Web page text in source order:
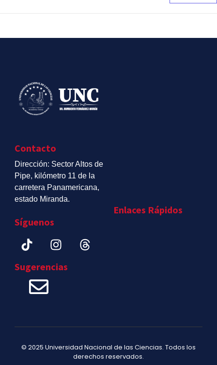
Contacto
Dirección: Sector Altos de
Pipe, kilómetro 11 de la
carretera Panamericana,
estado Miranda.
Síguenos
Sugerencias
Enlaces Rápidos
© 2025 Universidad Nacional de las Ciencias. Todos los
derechos reservados.